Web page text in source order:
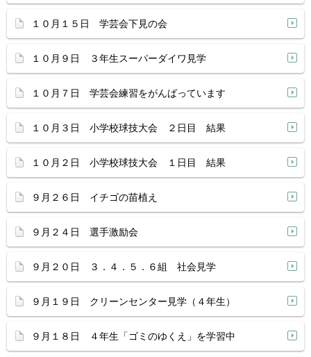
１０月１５日 学芸会下見の会
１０月９日 ３年生スーパーダイワ見学
１０月７日 学芸会練習をがんばっています
１０月３日 小学校球技大会 ２日目 結果
１０月２日 小学校球技大会 １日目 結果
９月２６日 イチゴの苗植え
９月２４日 選手激励会
９月２０日 ３．４．５．６組 社会見学
９月１９日 クリーンセンター見学（４年生）
９月１８日 ４年生「ゴミのゆくえ」を学習中